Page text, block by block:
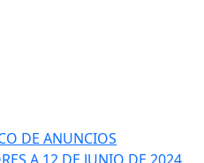
DE ANUNCIOS